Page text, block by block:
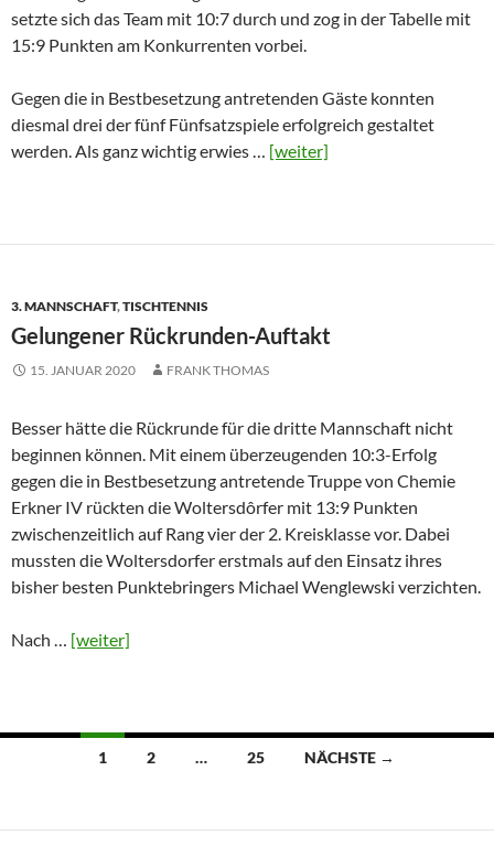
setzte sich das Team mit 10:7 durch und zog in der Tabelle mit
15:9 Punkten am Konkurrenten vorbei.
Gegen die in Bestbesetzung antretenden Gäste konnten
diesmal drei der fünf Fünfsatzspiele erfolgreich gestaltet
werden. Als ganz wichtig erwies … [weiter]
3. MANNSCHAFT,TISCHTENNIS
Gelungener Rückrunden-Auftakt
15. JANUAR 2020 FRANK THOMAS
Besser hätte die Rückrunde für die dritte Mannschaft nicht
beginnen können. Mit einem überzeugenden 10:3-Erfolg
gegen die in Bestbesetzung antretende Truppe von Chemie
Erkner IV rückten die Woltersdôrfer mit 13:9 Punkten
zwischenzeitlich auf Rang vier der 2. Kreisklasse vor. Dabei
mussten die Woltersdorfer erstmals auf den Einsatz ihres
bisher besten Punktebringers Michael Wenglewski verzichten.
Nach … [weiter]
Beitragsnavigation
1 2 … 25 NÄCHSTE →